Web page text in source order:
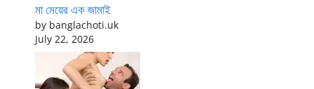
মা মেয়ের এক জামাই
by banglachoti.uk
July 22, 2026